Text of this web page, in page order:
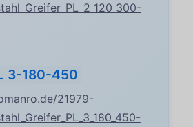
3-180-450
21979-